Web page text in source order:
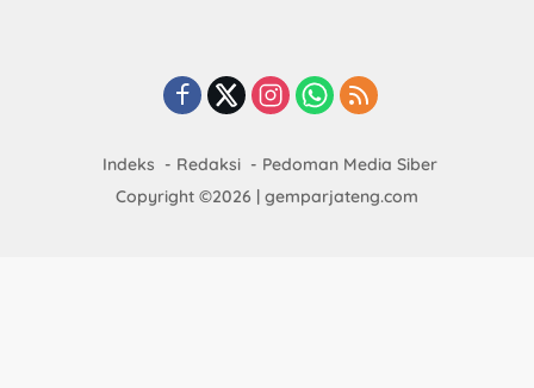
Indeks Redaksi
Pedoman Media Siber
Copyright ©2026 | gemparjateng.com